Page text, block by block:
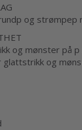
og strømpep
og mønster på p
glattstrikk og